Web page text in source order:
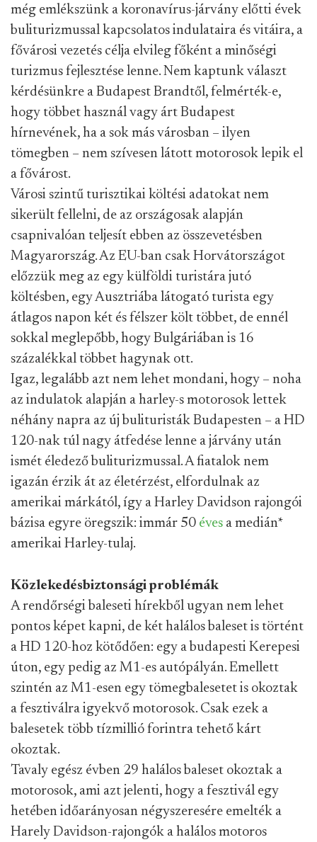
még emlékszünk a koronavírus-járvány előtti évek
buliturizmussal kapcsolatos indulataira és vitáira, a
fővárosi vezetés célja elvileg főként a minőségi
turizmus fejlesztése lenne. Nem kaptunk választ
kérdésünkre a Budapest Brandtől, felmérték-e,
hogy többet használ vagy árt Budapest
hírnevének, ha a sok más városban – ilyen
tömegben – nem szívesen látott motorosok lepik el
a fővárost.
Városi szintű turisztikai költési adatokat nem
sikerült fellelni, de az országosak alapján
csapnivalóan teljesít ebben az összevetésben
Magyarország. Az EU-ban csak Horvátországot
előzzük meg az egy külföldi turistára jutó
költésben, egy Ausztriába látogató turista egy
átlagos napon két és félszer költ többet, de ennél
sokkal meglepőbb, hogy Bulgáriában is 16
százalékkal többet hagynak ott.
Igaz, legalább azt nem lehet mondani, hogy – noha
az indulatok alapján a harley-s motorosok lettek
néhány napra az új bulituristák Budapesten – a HD
120-nak túl nagy átfedése lenne a járvány után
ismét éledező buliturizmussal. A fiatalok nem
igazán érzik át az életérzést, elfordulnak az
amerikai márkától, így a Harley Davidson rajongói
bázisa egyre öregszik: immár 50 éves a medián*
amerikai Harley-tulaj.
Közlekedésbiztonsági problémák
A rendőrségi baleseti hírekből ugyan nem lehet
pontos képet kapni, de két halálos baleset is történt
a HD 120-hoz kötődően: egy a budapesti Kerepesi
úton, egy pedig az M1-es autópályán. Emellett
szintén az M1-esen egy tömegbalesetet is okoztak
a fesztiválra igyekvő motorosok. Csak ezek a
balesetek több tízmillió forintra tehető kárt
okoztak.
Tavaly egész évben 29 halálos baleset okoztak a
motorosok, ami azt jelenti, hogy a fesztivál egy
hetében időarányosan négyszeresére emelték a
Harely Davidson-rajongók a halálos motoros